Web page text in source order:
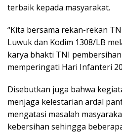
terbaik kepada masyarakat.
“Kita bersama rekan-rekan
Luwuk dan Kodim 1308/LB
karya bhakti TNI
memperingati Hari Infanteri
Disebutkan juga bahwa
menjaga kelestarian ardal
mengatasi masalah
kebersihan sehingga